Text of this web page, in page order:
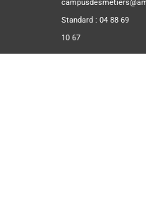
Standard : 04 88 69
10 67